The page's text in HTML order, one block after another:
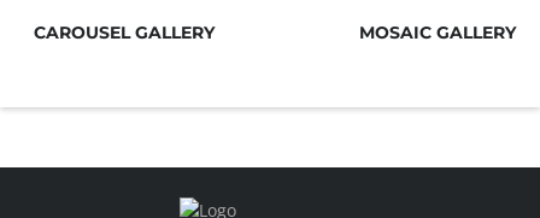
CAROUSEL GALLERY MOSAIC GALLERY